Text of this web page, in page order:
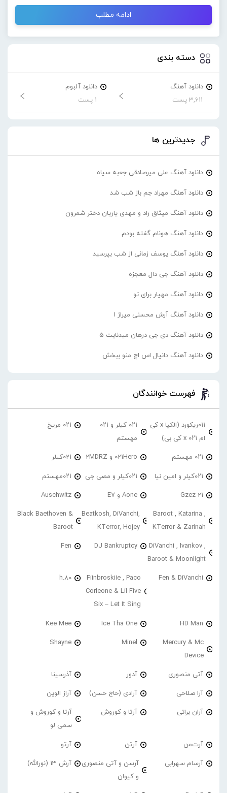
ادامه مطلب
دسته بندی
دانلود آهنگ
3,611 پست
دانلود آلبوم
1 پست
جدیدترین ها
دانلود آهنگ علی میرصادقی جعبه سیاه
دانلود آهنگ مهراد جم باز شب شد
دانلود آهنگ میثاق راد و مهدی یاریان دختر شمرون
دانلود آهنگ هونام گفته بودم
دانلود آهنگ یوسف زمانی از شب بپرسید
دانلود آهنگ جی دال معجزه
دانلود آهنگ مهیار برای تو
دانلود آهنگ آرش محسنی میراژ 1
دانلود آهنگ دی جی درهان میدنایت 5
دانلود آهنگ دانیال اس اچ منو ببخش
فهرست خوانندگان
۰۱۱ریکورد (الکیا x کی
ام ۰۲۱ x کی بی)
۰۲۱ کیلر و ۰۲۱
مهستم
۰۲۱ مریخ
۰۲۱ مهستم 021Hero و 2MDRZ 021کیلر
۰۲۱کیلر و امین نیا ۰۲۱کیلر و مصی جی ۰۲۱مهستم
21 Gzez Aone و E7 Auschwitz
Baroot , Katarina ,
KTerror & Zarinah
Beatkosh, DiVanchi,
KTerror, Hojey
Black Baethoven &
Baroot
DiVanchi , Ivankov ,
Baroot & Moonlight
DJ Bankruptcy
Fen
Fen & DiVanchi
Fiinbroskiie , Paco
Corleone & Lil Five
Six – Let It Sing
h.80
HD Man
Ice Tha One
Kee Mee
Mercury & Mc
Device
Minel
Shayne
آتی منصوری آدور آذرسینا
آرا صلاحی آرادی (حاج حسن) آراز الوین
آران براتی آرتا و کوروش
آرتا و کوروش و
سمی لو
آرت‌من آرتن آرتو
آرسام سهرابی
آرسن و آتی منصوری
و کیوان
آرش 13 (نورالله)